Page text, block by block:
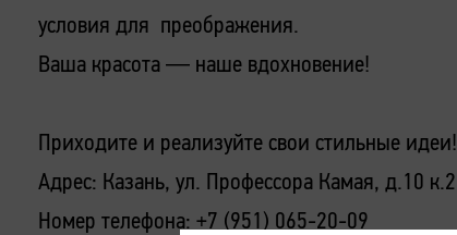
условия для преображения.
Ваша красота — наше вдохновение!
Приходите и реализуйте свои стильные идеи!
Адрес: Казань, ул. Профессора Камая, д.10 к.2
Номер телефона: +7 (951) 065-20-09